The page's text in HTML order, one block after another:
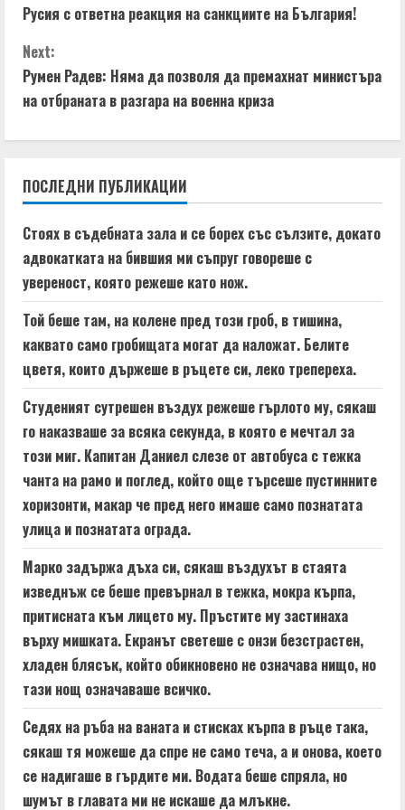
o
n
t
i
n
u
e
R
e
a
d
i
n
g
Русия с ответна реакция на санкциите на България!
Next:
Румен Радев: Няма да позволя да премахнат министъра
на отбраната в разгара на военна криза
ПОСЛЕДНИ ПУБЛИКАЦИИ
Стоях в съдебната зала и се борех със сълзите, докато
адвокатката на бившия ми съпруг говореше с
увереност, която режеше като нож.
Той беше там, на колене пред този гроб, в тишина,
каквато само гробищата могат да наложат. Белите
цветя, които държеше в ръцете си, леко трепереха.
Студеният сутрешен въздух режеше гърлото му, сякаш
го наказваше за всяка секунда, в която е мечтал за
този миг. Капитан Даниел слезе от автобуса с тежка
чанта на рамо и поглед, който още търсеше пустинните
хоризонти, макар че пред него имаше само познатата
улица и познатата ограда.
Марко задържа дъха си, сякаш въздухът в стаята
изведнъж се беше превърнал в тежка, мокра кърпа,
притисната към лицето му. Пръстите му застинаха
върху мишката. Екранът светеше с онзи безстрастен,
хладен блясък, който обикновено не означава нищо, но
тази нощ означаваше всичко.
Седях на ръба на ваната и стисках кърпа в ръце така,
сякаш тя можеше да спре не само теча, а и онова, което
се надигаше в гърдите ми. Водата беше спряла, но
шумът в главата ми не искаше да млъкне.